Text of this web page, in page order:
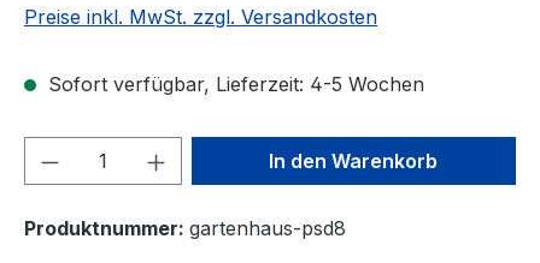
Preise inkl. MwSt. zzgl. Versandkosten
Sofort verfügbar, Lieferzeit: 4-5 Wochen
Produkt Anzahl: Gib denIn den Warenkorb
Produktnummer: gartenhaus-psd8